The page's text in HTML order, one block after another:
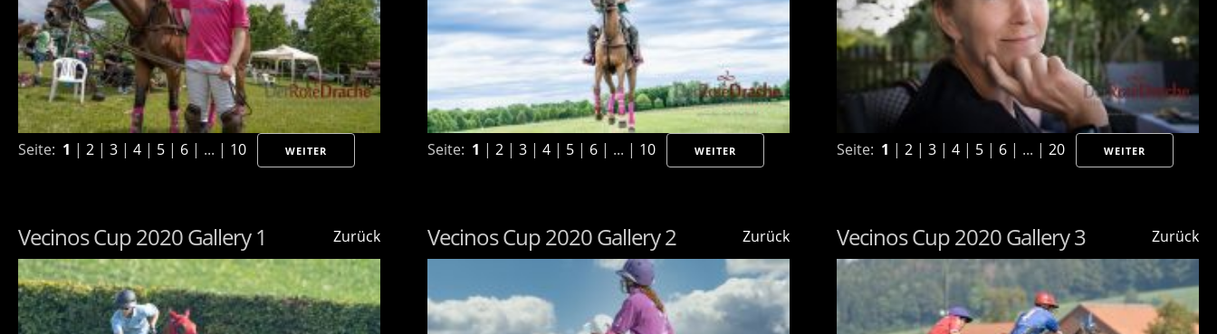
Seite: 1 | 2 | 3 | 4 | 5 | 6 | ... | 10 WEITER Seite: 1 |2 |3 |4 | 5 | 6 | ... | 10 WEITER Seite: 1 |2 |3 |4 | 5 | 6 | ... |20 WEITER
Zurück
Vecinos Cup 2020 Gallery 1 Zurück
Vecinos Cup 2020 Gallery 2 Zurück
Vecinos Cup 2020 Gallery 3